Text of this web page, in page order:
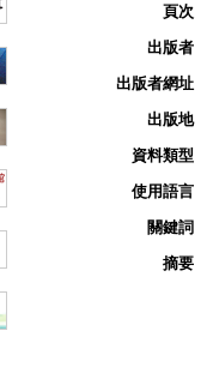
頁次
出版者
出版者網址
出版地
資料類型
使用語言
關鍵詞
摘要